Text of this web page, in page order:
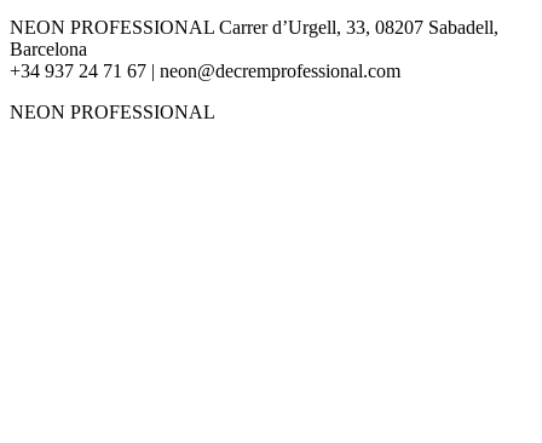
NEON PROFESSIONAL Carrer d’Urgell, 33, 08207 Sabadell,
Barcelona
+34 937 24 71 67 | neon@decremprofessional.com
NEON PROFESSIONAL